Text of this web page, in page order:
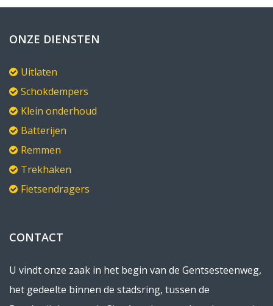
ONZE DIENSTEN
Uitlaten
Schokdempers
Klein onderhoud
Batterijen
Remmen
Trekhaken
Fietsendragers
CONTACT
U vindt onze zaak in het begin van de Gentsesteenweg,
het gedeelte binnen de stadsring, tussen de